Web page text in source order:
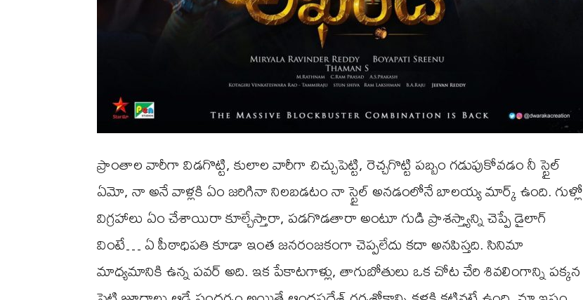
ప్రాంతాల వారీగా విడగొట్టి, కులాల వారీగా చిచ్చుపెట్టి, రెచ్చగొట్టి పబ్బం గడుపుకోవడం నీ స్టైల్
ఏమో, నా అనే వాళ్లకి ఏం జరిగినా నిలబడటం నా స్టైల్ అనడంలోనే బాలయ్య మార్క్ ఉంది. గుళ్లో
విగ్రహాలు ఏం చేశాయిరా కూల్చేస్తారా, పడగొడతారా అంటూ గుడి ప్రాశస్త్యాన్ని చెప్పే డైలాగ్
వింటే… ఏ పీఠాధిపతి కూడా ఇంత జనరంజకంగా చెప్పలేదు కదా అనపిస్తది. సినిమా
మాధ్యమానికి ఉన్న పవర్ అది. ఇక పేకాటగాళ్లు, తాగుబోతులు ఒక చోట చేరి శివలింగాన్ని పక్కన